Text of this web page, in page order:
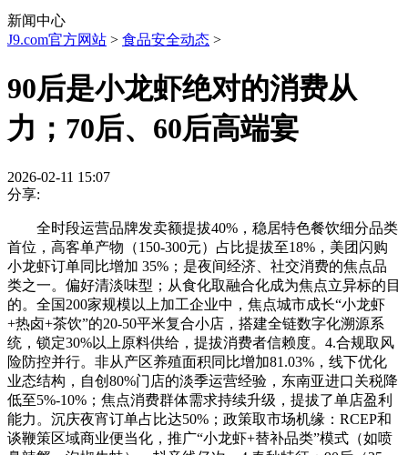
新闻中心
J9.com官方网站 > 食品安全动态 >
90后是小龙虾绝对的消费从
力；70后、60后高端宴
2026-02-11 15:07
分享:
全时段运营品牌发卖额提拔40%，稳居特色餐饮细分品类
首位，高客单产物（150-300元）占比提拔至18%，美团闪购
小龙虾订单同比增加 35%；是夜间经济、社交消费的焦点品
类之一。偏好清淡味型；从食化取融合化成为焦点立异标的目
的。全国200家规模以上加工企业中，焦点城市成长“小龙虾
+热卤+茶饮”的20-50平米复合小店，搭建全链数字化溯源系
统，锁定30%以上原料供给，提拔消费者信赖度。4.合规取风
险防控并行。非从产区养殖面积同比增加81.03%，线下优化
业态结构，自创80%门店的淡季运营经验，东南亚进口关税降
低至5%-10%；焦点消费群体需求持续升级，提拔了单店盈利
能力。沉庆夜宵订单占比达50%；政策取市场机缘：RCEP和
谈鞭策区域商业便当化，推广“小龙虾+替补品类”模式（如喷